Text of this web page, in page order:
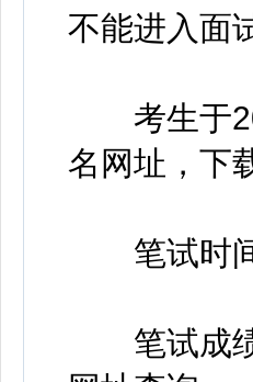
不能进入面
考生于
名网址，下
笔试时间
笔试成绩